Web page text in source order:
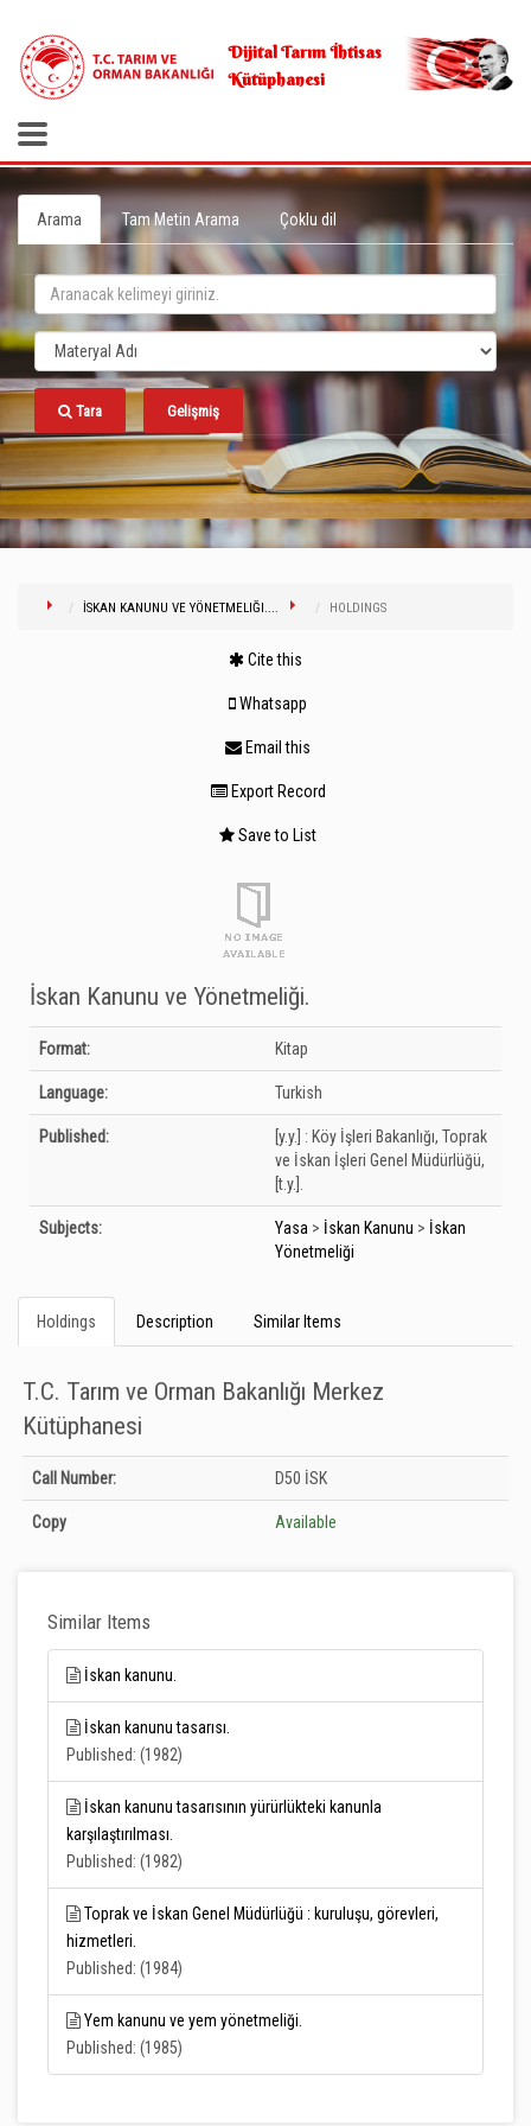
Dijital Tarım İhtisas
Kütüphanesi
Arama Tam Metin Arama Çoklu dil
Tara Gelişmiş
İSKAN KANUNU VE YÖNETMELIĞI.... HOLDINGS
Cite this
Whatsapp
Email this
Export Record
Save to List
İskan Kanunu ve Yönetmeliği.
Bibliographic Details
Format: Kitap
Language: Turkish
Published: [y.y.] : Köy İşleri Bakanlığı, Toprak
ve İskan İşleri Genel Müdürlüğü,
[t.y.].
Subjects: Yasa > İskan Kanunu > İskan
Yönetmeliği
Holdings Description Similar Items
T.C. Tarım ve Orman Bakanlığı Merkez
Kütüphanesi
Holdings details from T.C. Tarım ve Orman Bakanlığı Merkez Kütüphanesi:
Unknown
Call Number: D50 İSK
Copy Available
Similar Items
İskan kanunu.
İskan kanunu tasarısı.
Published: (1982)
İskan kanunu tasarısının yürürlükteki kanunla
karşılaştırılması.
Published: (1982)
Toprak ve İskan Genel Müdürlüğü : kuruluşu, görevleri,
hizmetleri.
Published: (1984)
Yem kanunu ve yem yönetmeliği.
Published: (1985)